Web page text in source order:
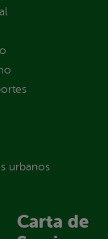
urbanos
Carta de